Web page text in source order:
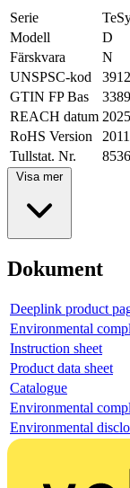
Serie
Modell
D
Färskvara
N
UNSPSC-kod
GTIN FP Bas
REACH datum
RoHS Version
Tullstat. Nr.
Visa mer
Dokument
Deeplink product
Environmental
Instruction sheet
Product data sheet
Catalogue
Environmental
Environmental